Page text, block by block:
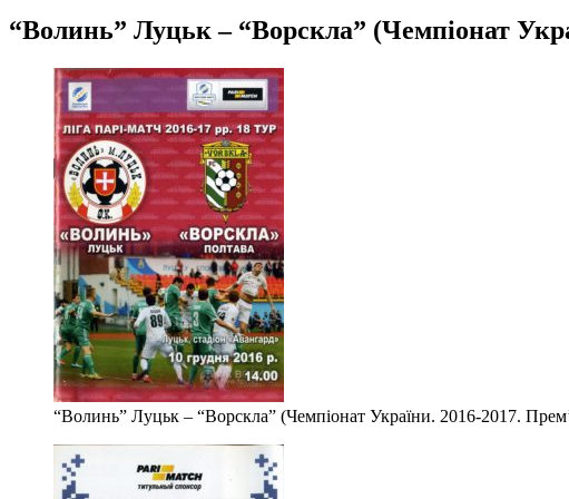
“Волинь” Луцьк – “Ворскла” (Чемпіонат
“Волинь” Луцьк – “Ворскла” (Чемпіонат України. 2016-2017.